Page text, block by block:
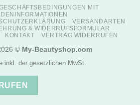
MIT
VERSANDARTEN
& WIDERRUFSFORMULAR
KONTAKT VERTRAG WIDERRUFEN
© My-Beautyshop.com
inkl. der gesetzlichen MwSt.